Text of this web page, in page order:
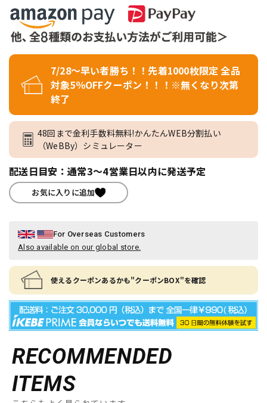
7/28～早い者勝ち！！先着1000枚限定 全品
対象5％OFFクーポン！！！※無くなり次第
終了
48回まで金利手数料無料!かんたんWEB分割払い
（WeBBy）シミュレーター
配送日目安：通常3～4営業日以内に発送予定
お気に入りに追加
For Overseas Customers
Also available on our global store.
使えるクーポンあるかも"クーポンBOX"を確認
RECOMMENDED
ITEMS